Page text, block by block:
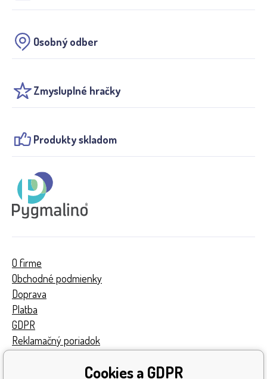
Osobný odber
Zmysluplné hračky
Produkty skladom
O firme
Obchodné podmienky
Doprava
Platba
GDPR
Reklamačný poriadok
Cookies a GDPR